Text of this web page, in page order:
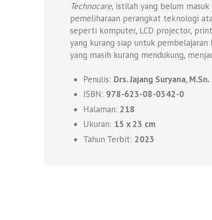
Technocare, istilah yang belum
pemeliharaan perangkat teknologi
seperti komputer, LCD projector,
yang kurang siap untuk pembelajaran
yang masih kurang mendukung,
Penulis: Drs. Jajang Suryana, M.Sn.
ISBN: 978-623-08-0342-0
Halaman: 218
Ukuran: 15 x 23 cm
Tahun Terbit: 2023